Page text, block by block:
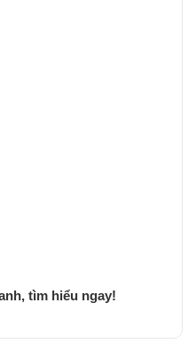
tìm hiểu ngay!